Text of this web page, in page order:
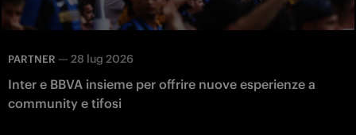
PARTNER — 28 lug 2026
Inter e BBVA insieme per offrire nuove esperienze a
community e tifosi